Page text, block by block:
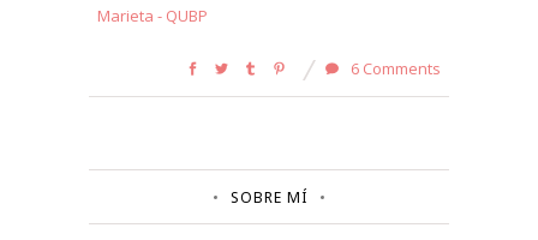
Marieta - QUBP
6 Comments
SOBRE MÍ